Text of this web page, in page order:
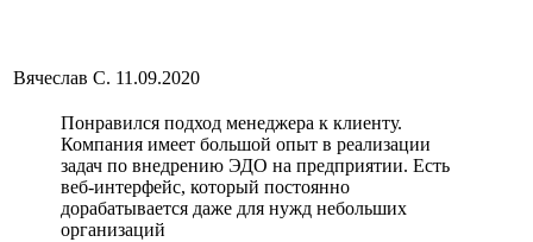
Вячеслав С. 11.09.2020
Понравился подход менеджера к клиенту.
Компания имеет большой опыт в реализации
задач по внедрению ЭДО на предприятии. Есть
веб-интерфейс, который постоянно
дорабатывается даже для нужд небольших
организаций